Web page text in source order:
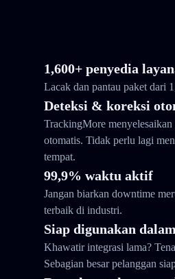
1,600+ penyedia
Lacak dan pantau paket dari
Deteksi & koreksi
TrackingMore menyelesaikan
otomatis. Tidak perlu lagi
tempat.
99,9% waktu aktif
Jangan biarkan downtime
terbaik di industri.
Siap digunakan
Khawatir integrasi lama?
Sebagian besar pelanggan